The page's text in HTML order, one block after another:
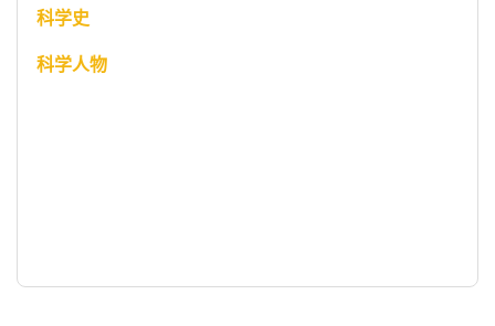
科学史
科学人物